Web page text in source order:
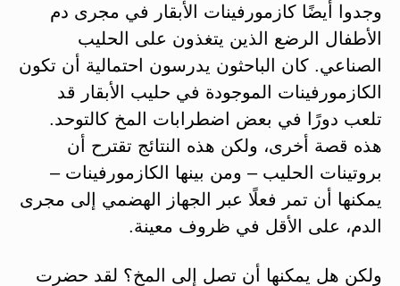
وجدوا أيضًا كازمورفينات الأبقار في مجرى دم
الأطفال الرضع الذين يتغذون على الحليب
الصناعي. كان الباحثون يدرسون احتمالية أن تكون
الكازمورفينات الموجودة في حليب الأبقار قد
تلعب دورًا في بعض اضطرابات المخ كالتوحد.
هذه قصة أخرى، ولكن هذه النتائج تقترح أن
بروتينات الحليب – ومن بينها الكازمورفينات –
يمكنها أن تمر فعلًا عبر الجهاز الهضمي إلى مجرى
الدم، على الأقل في ظروف معينة.
ولكن هل يمكنها أن تصل إلى المخ؟ لقد حضرت